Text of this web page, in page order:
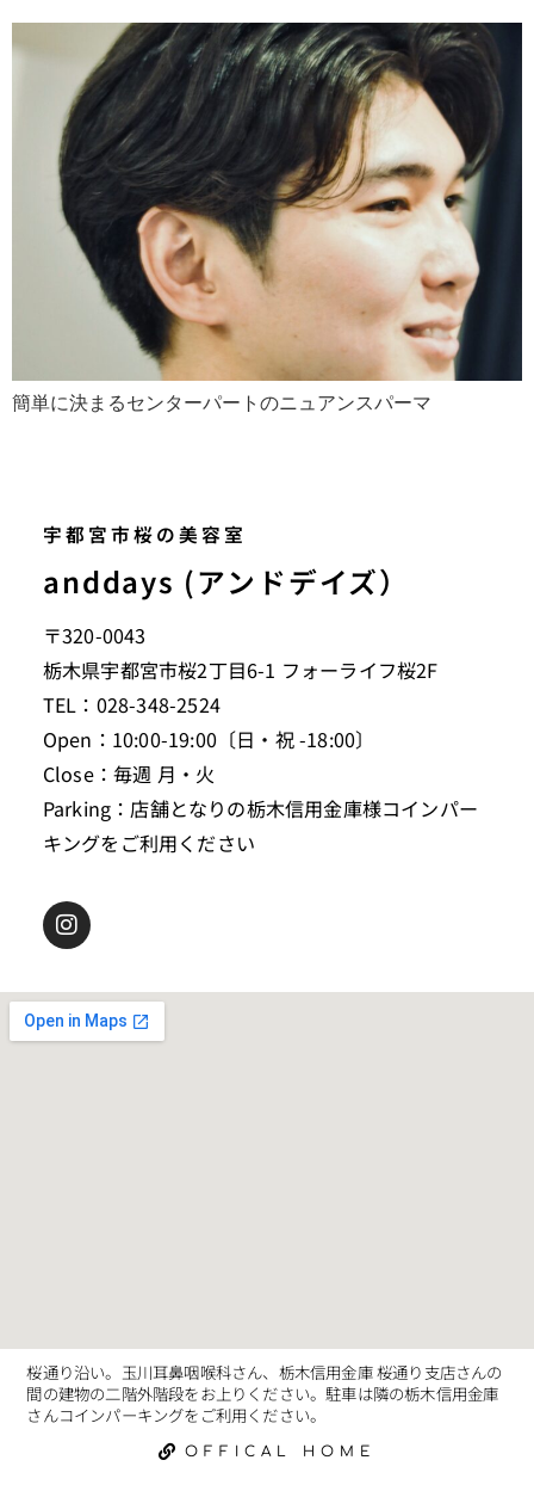
簡単に決まるセンターパートのニュアンスパーマ
宇都宮市桜の美容室
anddays (アンドデイズ）
〒320-0043
栃木県宇都宮市桜2丁目6-1 フォーライフ桜2F
TEL：028-348-2524
Open：10:00-19:00〔日・祝 -18:00〕
Close：毎週 月・火
Parking：店舗となりの栃木信用金庫様コインパー
キングをご利用ください
桜通り沿い。玉川耳鼻咽喉科さん、栃木信用金庫 桜通り支店さんの
間の建物の二階外階段をお上りください。駐車は隣の栃木信用金庫
さんコインパーキングをご利用ください。
OFFICAL HOME